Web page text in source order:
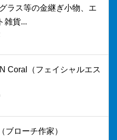
ラス等の金継ぎ小物、エ
雑貨...
Coral（フェイシャルエス
ブローチ作家）